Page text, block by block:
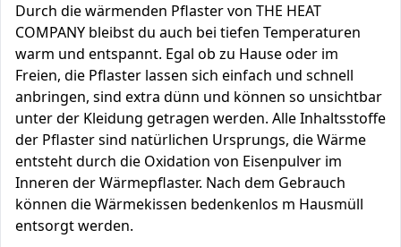
Durch die wärmenden Pflaster von THE HEAT
COMPANY bleibst du auch bei tiefen Temperaturen
warm und entspannt. Egal ob zu Hause oder im
Freien, die Pflaster lassen sich einfach und schnell
anbringen, sind extra dünn und können so unsichtbar
unter der Kleidung getragen werden. Alle Inhaltsstoffe
der Pflaster sind natürlichen Ursprungs, die Wärme
entsteht durch die Oxidation von Eisenpulver im
Inneren der Wärmepflaster. Nach dem Gebrauch
können die Wärmekissen bedenkenlos m Hausmüll
entsorgt werden.